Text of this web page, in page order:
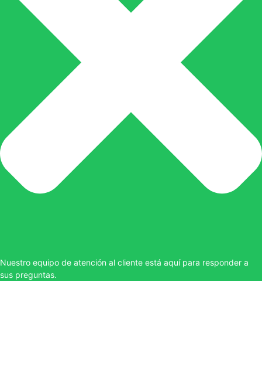
Nuestro equipo de atención al cliente está aquí para responder a
sus preguntas.